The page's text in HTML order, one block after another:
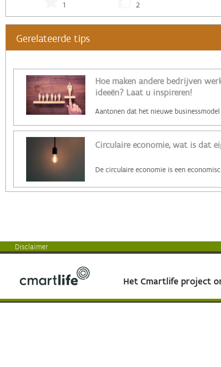
1 2
Gerelateerde tips
Hoe maken andere bedrijven
ideeën? Laat u inspireren!
Circulaire economie, wat is dat
Disclaimer
Het Cmartlife project